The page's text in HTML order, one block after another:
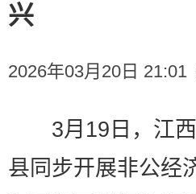
兴
2026年03月20日 21:01
3月19日，江西
县同步开展非公经